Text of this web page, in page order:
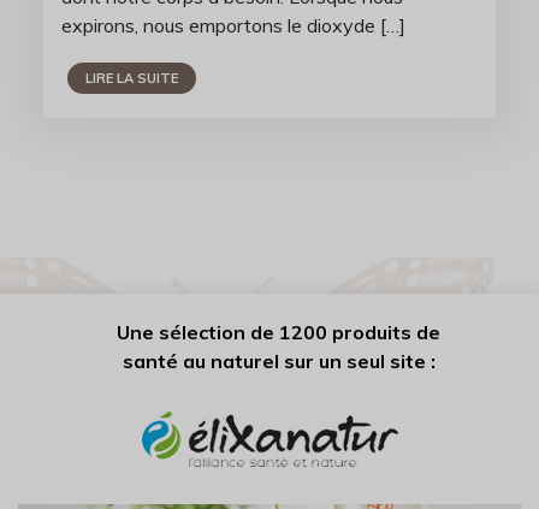
expirons, nous emportons le dioxyde […]
LIRE LA SUITE
Une sélection de 1200 produits de
santé au naturel sur un seul site :